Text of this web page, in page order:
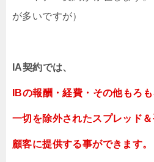
が多いですが）
IA契約では、
IBの報酬・経費・その他もろ
一切を除外されたスプレッド
顧客に提供する事ができます。